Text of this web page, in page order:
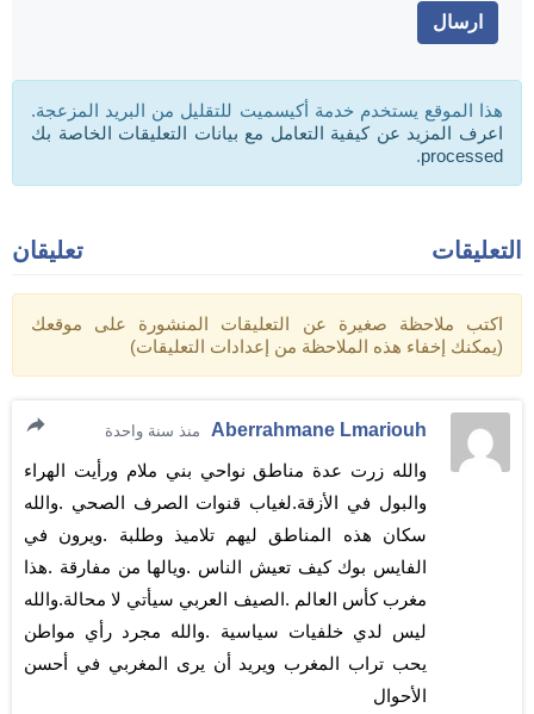
هذا الموقع يستخدم خدمة أكيسميت للتقليل من البريد المزعجة.
اعرف المزيد عن كيفية التعامل مع بيانات التعليقات الخاصة بك
processed
.
التعليقات تعليقان
اكتب ملاحظة صغيرة عن التعليقات المنشورة على موقعك
(يمكنك إخفاء هذه الملاحظة من إعدادات التعليقات)
Aberrahmane Lmariouh منذ سنة واحدة
والله زرت عدة مناطق نواحي بني ملام ورأيت الهراء
والبول في الأزقة.لغياب قنوات الصرف الصحي .والله
سكان هذه المناطق ليهم تلاميذ وطلبة .ويرون في
الفايس بوك كيف تعيش الناس .ويالها من مفارقة .هذا
مغرب كأس العالم .الصيف العربي سيأتي لا محالة.والله
ليس لدي خلفيات سياسية .والله مجرد رأي مواطن
يحب تراب المغرب ويريد أن يرى المغربي في أحسن
الأحوال